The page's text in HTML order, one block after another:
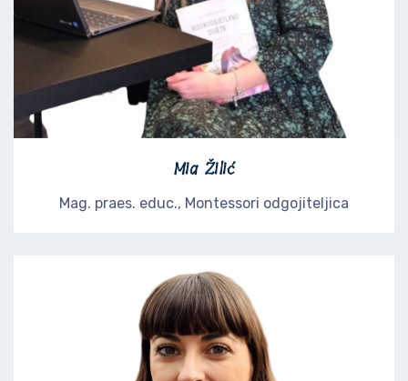
Mia Žilić
Mag. praes. educ., Montessori odgojiteljica